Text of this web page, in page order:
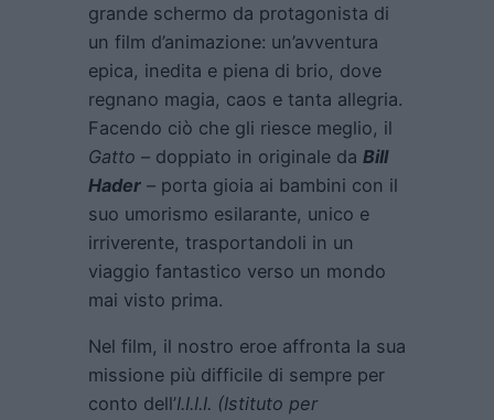
grande schermo da protagonista di
un film d’animazione: un’avventura
epica, inedita e piena di brio, dove
regnano magia, caos e tanta allegria.
Facendo ciò che gli riesce meglio, il
Gatto – doppiato in originale da Bill
Hader – porta gioia ai bambini con il
suo umorismo esilarante, unico e
irriverente, trasportandoli in un
viaggio fantastico verso un mondo
mai visto prima.
Nel film, il nostro eroe affronta la sua
missione più difficile di sempre per
conto dell’I.I.I.I. (Istituto per